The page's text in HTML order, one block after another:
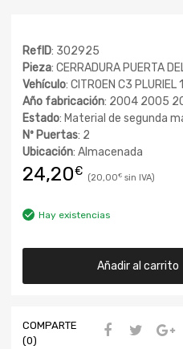
RefID: 302925
Pieza: CERRADURA PUERTA
Vehículo: CITROEN C3 PLURIEL
Año fabricación: 2004 2005
Estado: Material de segunda
Nº Puertas: 2
Ubicación: Almacenada
24,20€ 20,00€
Hay existencias
Añadir al carrito
COMPARTE
(0)